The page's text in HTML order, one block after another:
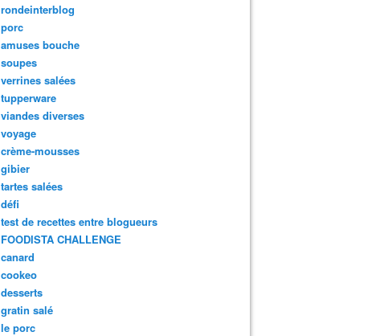
rondeinterblog
porc
amuses bouche
soupes
verrines salées
tupperware
viandes diverses
voyage
crème-mousses
gibier
tartes salées
défi
test de recettes entre blogueurs
FOODISTA CHALLENGE
canard
cookeo
desserts
gratin salé
le porc